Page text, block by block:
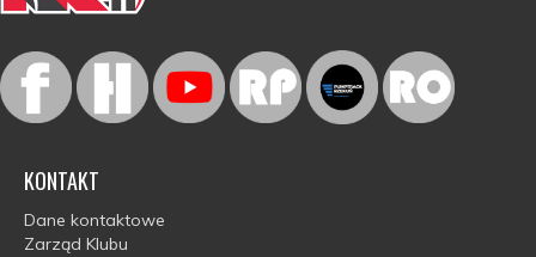
KONTAKT
Dane kontaktowe
Zarząd Klubu